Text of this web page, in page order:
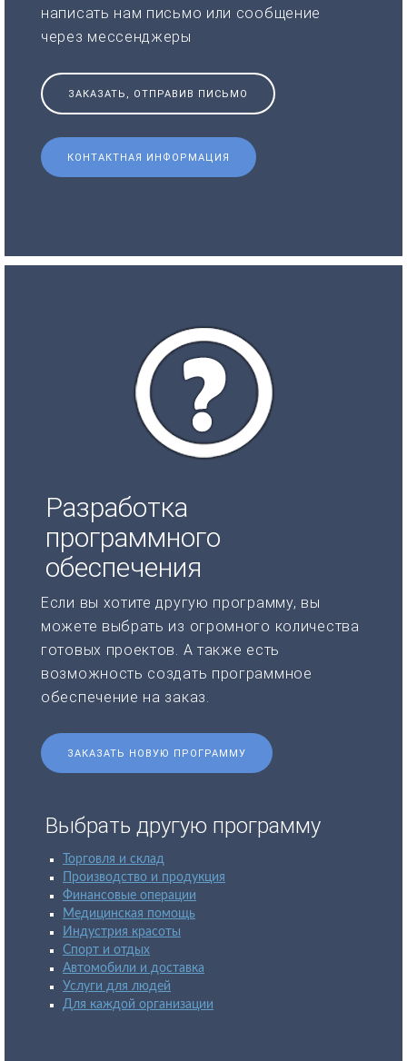
написать нам письмо или сообщение
через мессенджеры
ЗАКАЗАТЬ, ОТПРАВИВ ПИСЬМО
КОНТАКТНАЯ ИНФОРМАЦИЯ
Разработка
программного
обеспечения
Если вы хотите другую программу, вы
можете выбрать из огромного количества
готовых проектов. А также есть
возможность создать программное
обеспечение на заказ.
ЗАКАЗАТЬ НОВУЮ ПРОГРАММУ
Выбрать другую программу
Торговля и склад
Производство и продукция
Финансовые операции
Медицинская помощь
Индустрия красоты
Спорт и отдых
Автомобили и доставка
Услуги для людей
Для каждой организации